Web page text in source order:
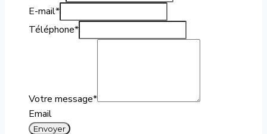
E-mail*
Téléphone*
Votre message*
Email
Envoyer